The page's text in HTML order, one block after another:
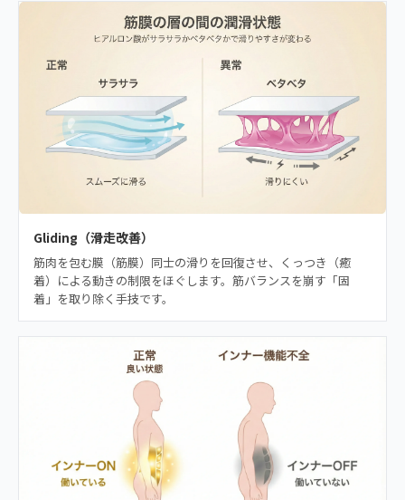
Gliding（滑走改善）
筋肉を包む膜（筋膜）同士の滑りを回復させ、くっつき（癒
着）による動きの制限をほぐします。筋バランスを崩す「固
着」を取り除く手技です。